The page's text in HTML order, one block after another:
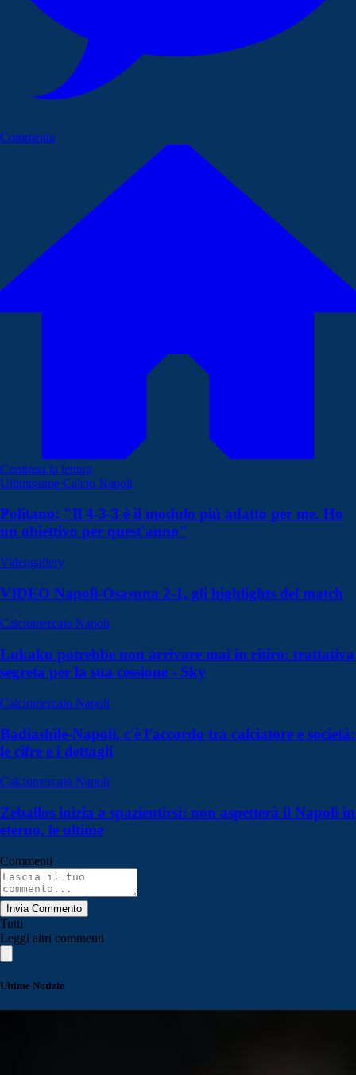
Commenta
Continua la lettura
Ultimissime Calcio Napoli
Politano: "Il 4-3-3 è il modulo più adatto per me. Ho
un obiettivo per quest'anno"
Videogallery
VIDEO Napoli-Osasuna 2-1, gli highlights del match
Calciomercato Napoli
Lukaku potrebbe non arrivare mai in ritiro: trattativa
segreta per la sua cessione - Sky
Calciomercato Napoli
Badiashile-Napoli, c'è l'accordo tra calciatore e società:
le cifre e i dettagli
Calciomercato Napoli
Zeballos inizia a spazientirsi: non aspetterà il Napoli in
eterno, le ultime
Commenti
Invia Commento
Tutti
Leggi altri commenti
Ultime Notizie